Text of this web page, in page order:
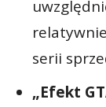
serii
„Efekt